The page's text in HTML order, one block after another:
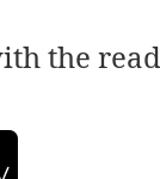
the